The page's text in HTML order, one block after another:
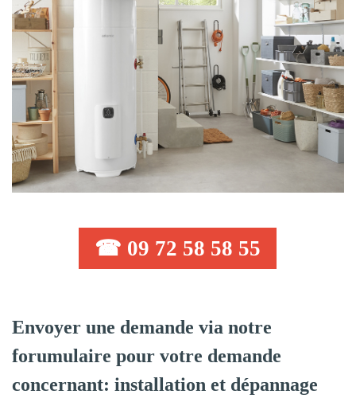
☎ 09 72 58 58 55
Envoyer une demande via notre
forumulaire pour votre demande
concernant: installation et dépannage